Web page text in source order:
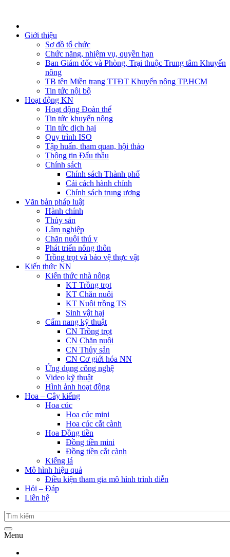
Giới thiệu
Sơ đồ tổ chức
Chức năng, nhiệm vụ, quyền hạn
Ban Giám đốc và Phòng, Trại thuộc Trung tâm Khuyến
nông
TB tên Miền trang TTĐT Khuyến nông TP.HCM
Tin tức nội bộ
Hoạt động KN
Hoạt động Đoàn thể
Tin tức khuyến nông
Tin tức dịch hại
Quy trình ISO
Tập huấn, tham quan, hội thảo
Thông tin Đấu thầu
Chính sách
Chính sách Thành phố
Cải cách hành chính
Chính sách trung ương
Văn bản pháp luật
Hành chính
Thủy sản
Lâm nghiệp
Chăn nuôi thú y
Phát triển nông thôn
Trồng trọt và bảo vệ thực vật
Kiến thức NN
Kiến thức nhà nông
KT Trồng trọt
KT Chăn nuôi
KT Nuôi trồng TS
Sinh vật hại
Cẩm nang kỹ thuật
CN Trồng trọt
CN Chăn nuôi
CN Thủy sản
CN Cơ giới hóa NN
Ứng dụng công nghệ
Video kỹ thuật
Hình ảnh hoạt động
Hoa – Cây kiểng
Hoa cúc
Hoa cúc mini
Hoa cúc cắt cành
Hoa Đồng tiền
Đồng tiền mini
Đồng tiền cắt cành
Kiểng lá
Mô hình hiệu quả
Điều kiện tham gia mô hình trình diễn
Hỏi – Đáp
Liên hệ
Menu